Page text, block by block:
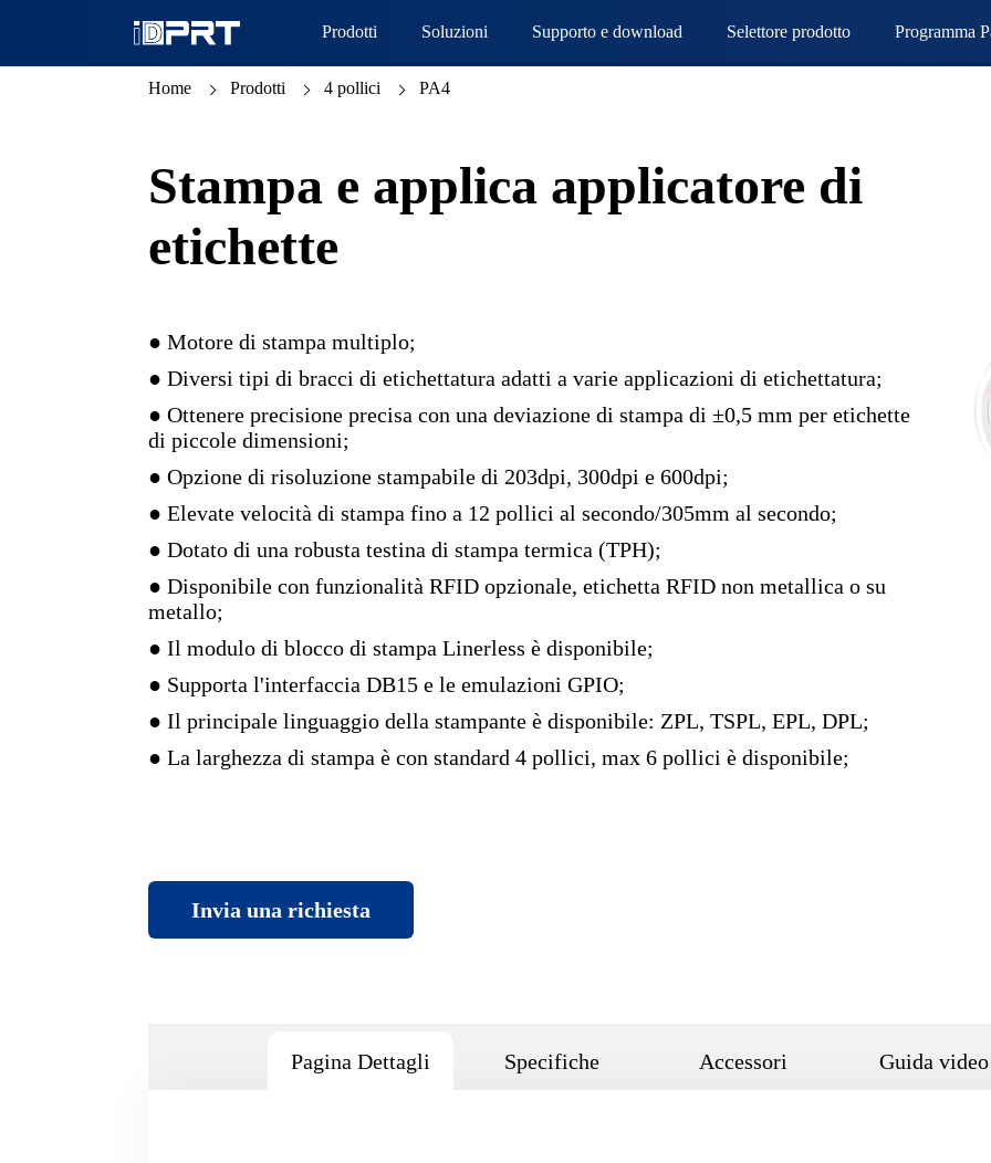
Prodotti Soluzioni Supporto e download Selettore prodotto Programma
Home Prodotti 4 pollici PA4
Stampa e applica applicatore di
etichette
● Motore di stampa multiplo;
● Diversi tipi di bracci di etichettatura adatti a varie applicazioni di etichettatura;
● Ottenere precisione precisa con una deviazione di stampa di ±0,5 mm per etichette
di piccole dimensioni;
● Opzione di risoluzione stampabile di 203dpi, 300dpi e 600dpi;
● Elevate velocità di stampa fino a 12 pollici al secondo/305mm al secondo;
● Dotato di una robusta testina di stampa termica (TPH);
● Disponibile con funzionalità RFID opzionale, etichetta RFID non metallica o su
metallo;
● Il modulo di blocco di stampa Linerless è disponibile;
● Supporta l'interfaccia DB15 e le emulazioni GPIO;
● Il principale linguaggio della stampante è disponibile: ZPL, TSPL, EPL, DPL;
● La larghezza di stampa è con standard 4 pollici, max 6 pollici è disponibile;
Invia una richiesta
Pagina Dettagli Specifiche Accessori Guida video